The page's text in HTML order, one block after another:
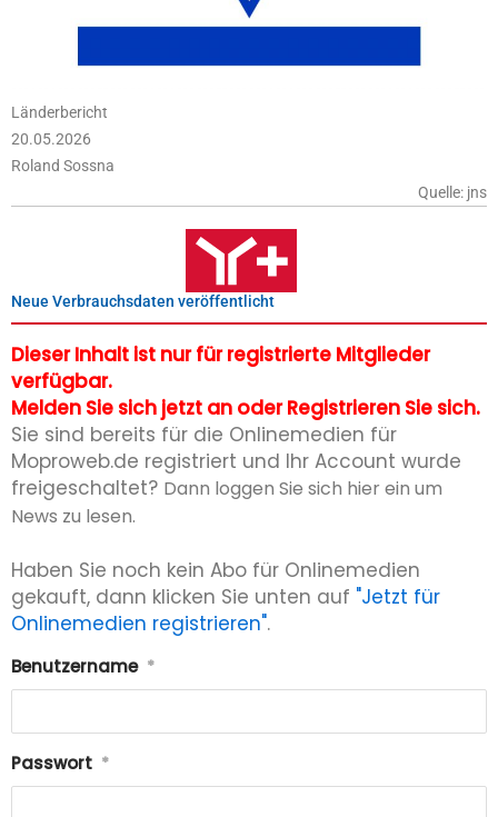
Länderbericht
20.05.2026
Roland Sossna
Quelle: jns
Neue Verbrauchsdaten veröffentlicht
Dieser Inhalt ist nur für registrierte Mitglieder
verfügbar.
Melden Sie sich jetzt an oder Registrieren Sie sich.
Sie sind bereits für die Onlinemedien für
Moproweb.de registriert und Ihr Account wurde
freigeschaltet? Dann loggen Sie sich hier ein um
News zu lesen.
Haben Sie noch kein Abo für Onlinemedien
gekauft, dann klicken Sie unten auf "Jetzt für
Onlinemedien registrieren".
Benutzername *
Passwort *